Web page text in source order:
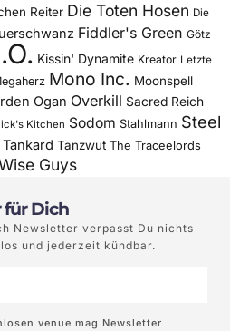
Reiter Die Toten Hosen Die
Fiddler's Green Götz
Kissin' Dynamite Kreator Letzte
Mono Inc. Moonspell
Ogan Overkill Sacred Reich
Kitchen Sodom Stahlmann Steel
Tankard Tanzwut The Traceelords
Guys
für Dich
Newsletter verpasst Du nichts
und jederzeit kündbar.
venue mag Newsletter